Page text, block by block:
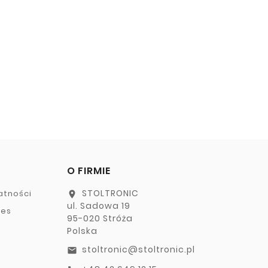
O FIRMIE
location_on
STOLTRONIC
ul. Sadowa 19
95-020 Stróża
Polska
email stoltronic@stoltronic.pl